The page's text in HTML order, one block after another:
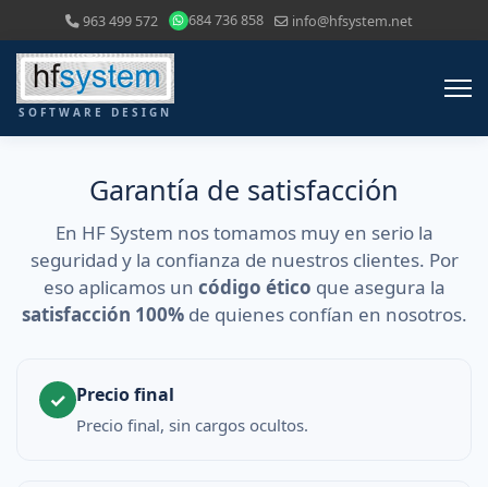
963 499 572 684 736 858 info@hfsystem.net
Garantía de satisfacción
En HF System nos tomamos muy en serio la
seguridad y la confianza de nuestros clientes. Por
eso aplicamos un código ético que asegura la
satisfacción 100%de quienes confían en nosotros.
✓ Precio final
Precio final, sin cargos ocultos.